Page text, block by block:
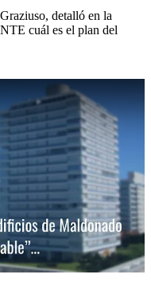
detalló en la
cuál es el plan del
sindicato de trabajadores de